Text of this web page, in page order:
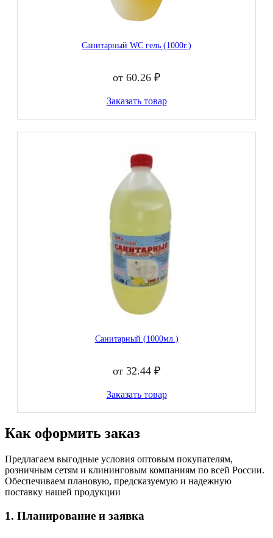
Санитарный WC гель (1000г.)
от 60.26 ₽
Заказать товар
Санитарный (1000мл.)
от 32.44 ₽
Заказать товар
Как оформить заказ
Предлагаем выгодные условия оптовым покупателям,
розничным сетям и клининговым компаниям по всей России.
Обеспечиваем плановую, предсказуемую и надежную
поставку нашей продукции
1. Планирование и заявка